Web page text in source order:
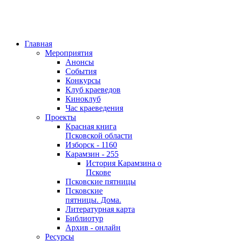
Главная
Мероприятия
Анонсы
События
Конкурсы
Клуб краеведов
Киноклуб
Час краеведения
Проекты
Красная книга
Псковской области
Изборск - 1160
Карамзин - 255
История Карамзина о
Пскове
Псковские пятницы
Псковские
пятницы. Дома.
Литературная карта
Библиотур
Архив - онлайн
Ресурсы